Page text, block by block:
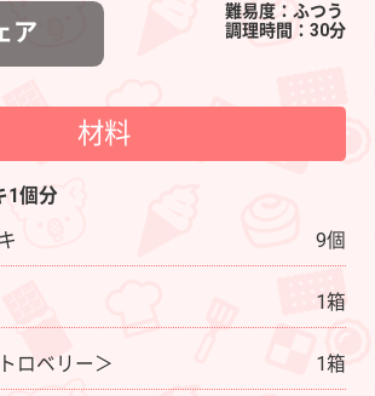
ア
難易度：ふつう
調理時間：30分
材料
1個分
9個
1箱
ロベリー＞ 1箱